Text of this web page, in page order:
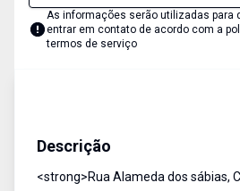
As informações serão utilizadas para
entrar em contato de acordo com a
termos de serviço
Descrição
<strong>Rua Alameda dos sábias,